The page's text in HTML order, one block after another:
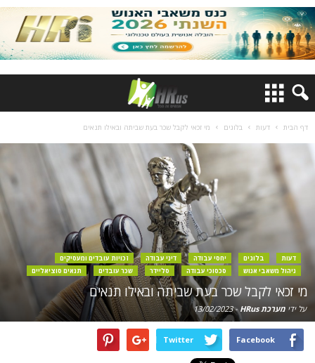
דף הבית דעות בלוגים מי זכאי לקבל שכר בעת שביתה ובאילו תנאים
דעות בלוגים יחסי עבודה דיני עבודה
זכויות עובדים ומעסיקים
ניהול משאבי אנוש
סכסוכי עבודה סליידר שכר עובדים תנאים סוציאליים
מי זכאי לקבל שכר בעת שביתה ובאילו תנאים
על ידי מערכת HRus -
13/02/2023
Facebook
Twitter